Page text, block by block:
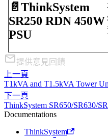
📄️ ThinkSystem
SR250 RDN 450W
PSU
提供意見回饋
上一頁
T1kVA and T1.5kVA Tower
下一頁
ThinkSystem SR650/SR630/
Documentations
ThinkSystem